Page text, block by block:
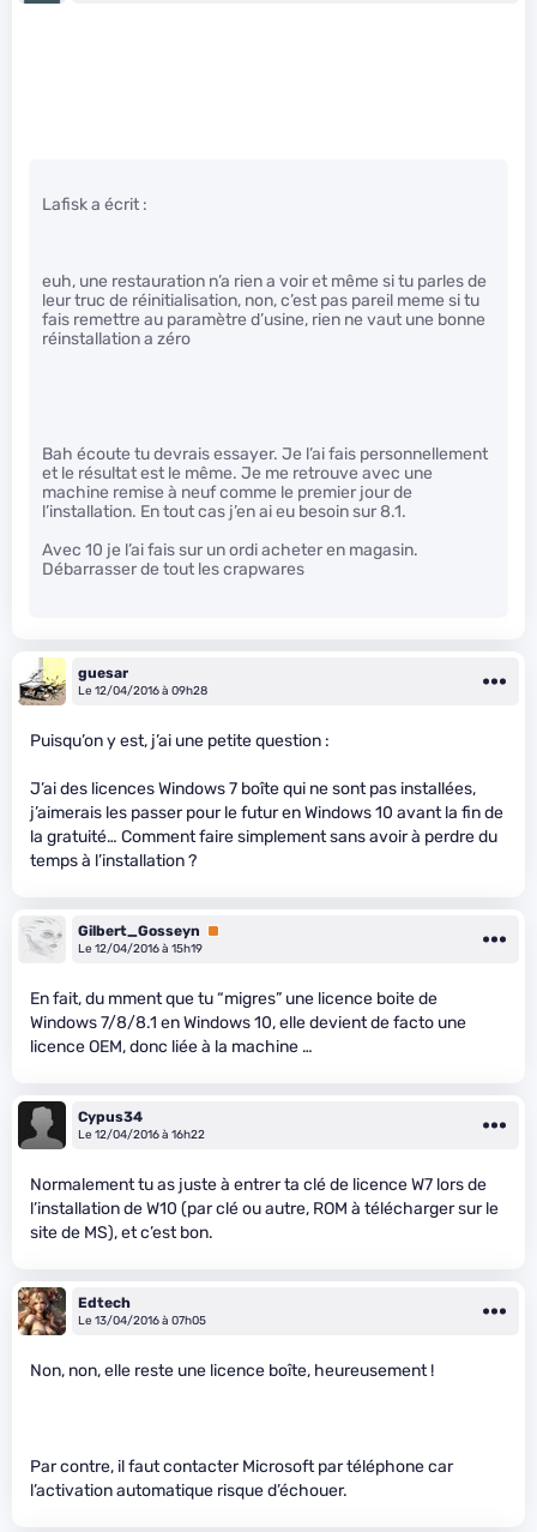
Lafisk a écrit :
euh, une restauration n’a rien a voir et même si tu parles de
leur truc de réinitialisation, non, c’est pas pareil meme si tu
fais remettre au paramètre d’usine, rien ne vaut une bonne
réinstallation a zéro
Bah écoute tu devrais essayer. Je l’ai fais personnellement
et le résultat est le même. Je me retrouve avec une
machine remise à neuf comme le premier jour de
l’installation. En tout cas j’en ai eu besoin sur 8.1.
Avec 10 je l’ai fais sur un ordi acheter en magasin.
Débarrasser de tout les crapwares
guesar
Le 12/04/2016 à 09h28
Puisqu’on y est, j’ai une petite question :
J’ai des licences Windows 7 boîte qui ne sont pas installées,
j’aimerais les passer pour le futur en Windows 10 avant la fin de
la gratuité… Comment faire simplement sans avoir à perdre du
temps à l’installation ?
Gilbert_Gosseyn
Premium
Le 12/04/2016 à 15h19
En fait, du mment que tu “migres” une licence boite de
Windows 7/8/8.1 en Windows 10, elle devient de facto une
licence OEM, donc liée à la machine …
Cypus34
Le 12/04/2016 à 16h22
Normalement tu as juste à entrer ta clé de licence W7 lors de
l’installation de W10 (par clé ou autre, ROM à télécharger sur le
site de MS), et c’est bon.
Edtech
Le 13/04/2016 à 07h05
Non, non, elle reste une licence boîte, heureusement !
Par contre, il faut contacter Microsoft par téléphone car
l’activation automatique risque d’échouer.